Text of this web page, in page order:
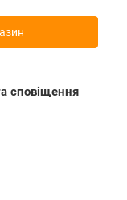
сповіщення